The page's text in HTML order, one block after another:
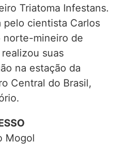
Triatoma Infestans.
cientista Carlos
norte-mineiro de
suas
na estação da
Central do Brasil,
Mogol